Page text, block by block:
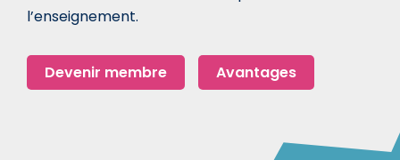
l’enseignement.
Devenir membre Avantages